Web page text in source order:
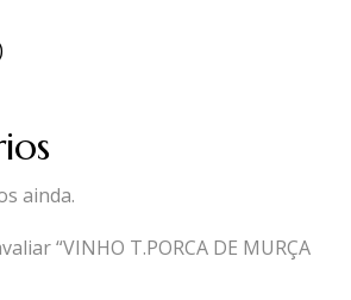
ainda.
“VINHO T.PORCA DE MURÇA